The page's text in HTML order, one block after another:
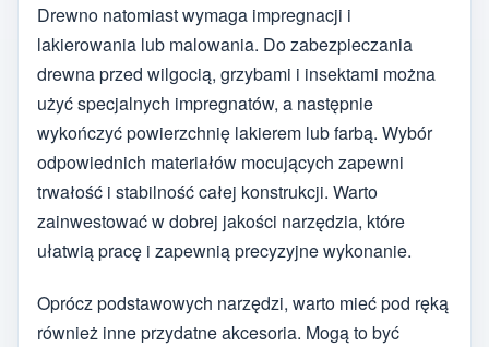
Drewno natomiast wymaga impregnacji i
lakierowania lub malowania. Do zabezpieczania
drewna przed wilgocią, grzybami i insektami można
użyć specjalnych impregnatów, a następnie
wykończyć powierzchnię lakierem lub farbą. Wybór
odpowiednich materiałów mocujących zapewni
trwałość i stabilność całej konstrukcji. Warto
zainwestować w dobrej jakości narzędzia, które
ułatwią pracę i zapewnią precyzyjne wykonanie.
Oprócz podstawowych narzędzi, warto mieć pod ręką
również inne przydatne akcesoria. Mogą to być